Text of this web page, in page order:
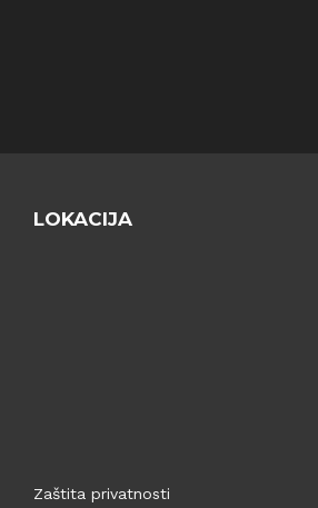
LOKACIJA
Zaštita privatnosti